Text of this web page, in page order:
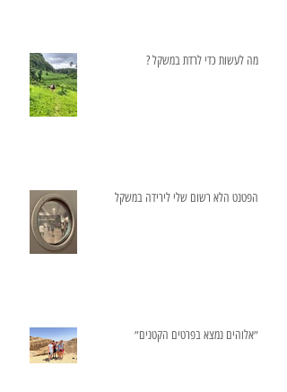
מה לעשות כדי לרדת במשקל ?
הפטנט הלא רשום שלי לירידה במשקל
״אלוהים נמצא בפרטים הקטנים״